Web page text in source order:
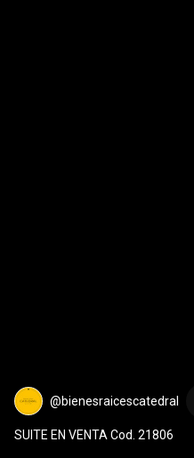
@bienesraicescatedral
SUITE EN VENTA Cod. 21806